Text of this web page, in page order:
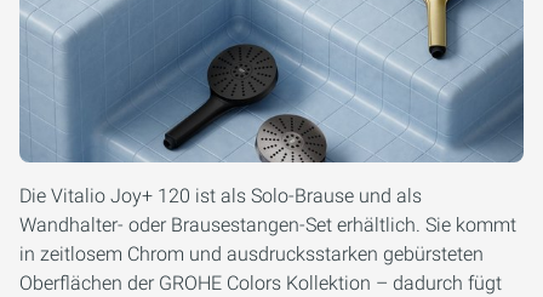
Die Vitalio Joy+ 120 ist als Solo-Brause und als
Wandhalter- oder Brausestangen-Set erhältlich. Sie kommt
in zeitlosem Chrom und ausdrucksstarken gebürsteten
Oberflächen der GROHE Colors Kollektion – dadurch fügt